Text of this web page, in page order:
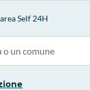
Self 24H